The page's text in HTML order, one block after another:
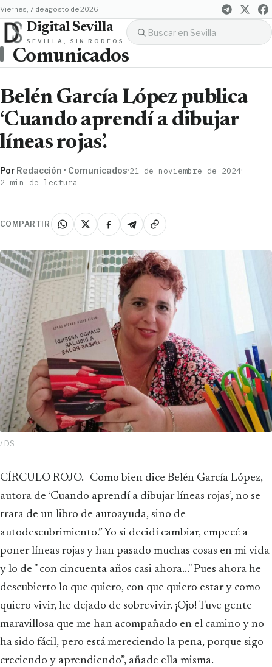
viernes, 7 de agosto de 2026
Digital Sevilla
SEVILLA, SIN RODEOS
Comunicados
Belén García López publica
‘Cuando aprendí a dibujar
líneas rojas’.
Por Redacción · Comunicados·21 de noviembre de 2024·
2 min de lectura
COMPARTIR
/ DS
CÍRCULO ROJO.- Como bien dice Belén García López,
autora de ‘Cuando aprendí a dibujar líneas rojas’, no se
trata de un libro de autoayuda, sino de
autodescubrimiento.” Yo si decidí cambiar, empecé a
poner líneas rojas y han pasado muchas cosas en mi vida
y lo de " con cincuenta años casi ahora..." Pues ahora he
descubierto lo que quiero, con que quiero estar y como
quiero vivir, he dejado de sobrevivir. ¡Ojo! Tuve gente
maravillosa que me han acompañado en el camino y no
ha sido fácil, pero está mereciendo la pena, porque sigo
creciendo y aprendiendo”, añade ella misma.